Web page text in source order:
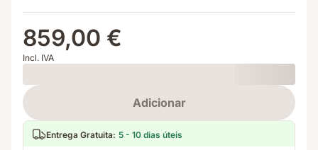
859,00 €
Incl. IVA
Loading
Adicionar
Entrega Gratuita: 5 - 10 dias úteis